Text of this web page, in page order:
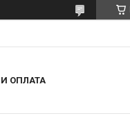
ОПЛАТА